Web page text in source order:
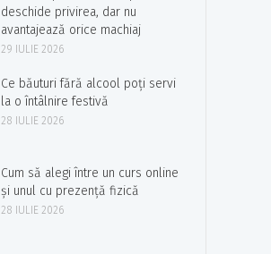
deschide privirea, dar nu
avantajează orice machiaj
29 IULIE 2026
Ce băuturi fără alcool poți servi
la o întâlnire festivă
28 IULIE 2026
Cum să alegi între un curs online
și unul cu prezență fizică
28 IULIE 2026